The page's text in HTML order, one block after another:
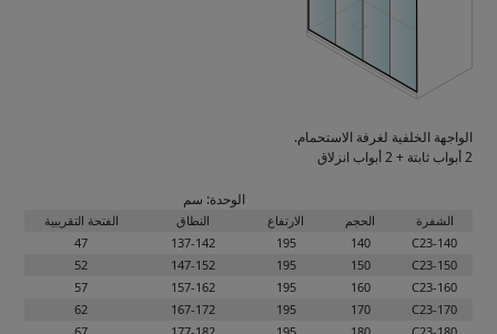
الواجهة الخلفية لغرفة الاستحمام.
2 أبواب ثابتة + 2 أبواب انزلاق
الوحدة: سم
الشفرة الحجم الارتفاع النطاق
الفتحة التقريبية
C23-140
140
195
137-142
47
C23-150
150
195
147-152
52
C23-160
160
195
157-162
57
C23-170
170
195
167-172
62